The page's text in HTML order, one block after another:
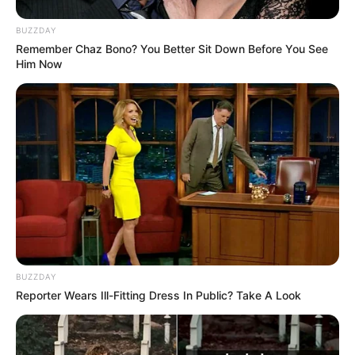
18:45 / 06 Avqust 2026 CƏMİYYƏT
İcra başçısı üç qurumu birləşdirdi, yeni
rəis təyin etdi -
CƏMİYYƏT
İcra başçısı üç qurumu birləşdirdi,yeni
BUZZDAY
Remember Chaz Bono? You Better Sit Down Before You See
Him Now
BUZZDAY
Reporter Wears Ill-Fitting Dress In Public? Take A Look